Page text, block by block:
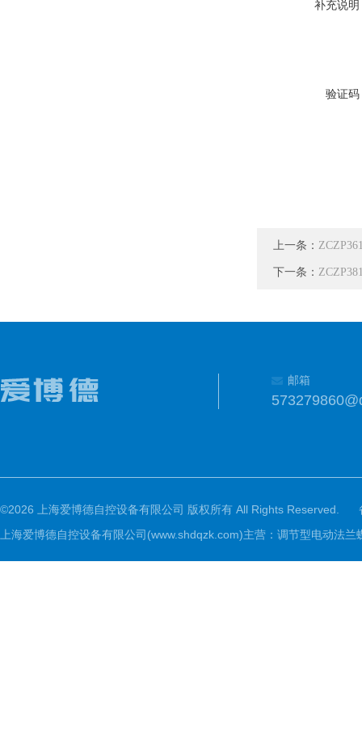
补充说明
验证码
上一条：
下一条：
邮箱
©2026 上海爱博德自控设备有限公司 版权所有 All Rights Reserved.
上海爱博德自控设备有限公司(www.shdqzk.com)主营：调节型电动法